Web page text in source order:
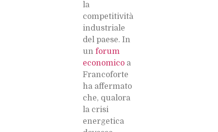
la
competitività
industriale
del paese. In
un forum
economicoa
Francoforte
ha affermato
che, qualora
la crisi
energetica